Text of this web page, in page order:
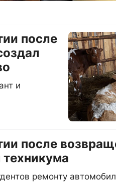
после
и
после
ремонту